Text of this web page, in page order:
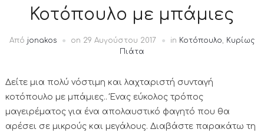
Κοτόπουλο με μπάμιες
Από jonakos on 29 Αυγούστου 2017 in Κοτόπουλο, Κυρίως
Πιάτα
Δείτε μια πολύ νόστιμη και λαχταριστή συνταγή
κοτόπουλο με μπάμιες.. Ένας εύκολος τρόπος
μαγειρέματος για ένα απολαυστικό φαγητό που θα
αρέσει σε μικρούς και μεγάλους. Διαβάστε παρακάτω τη